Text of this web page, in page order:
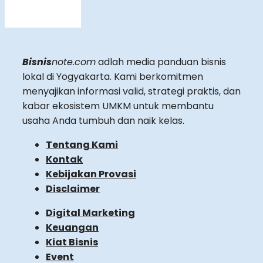
Bisnisnote.comadlah media panduan bisnis
lokal di Yogyakarta. Kami berkomitmen
menyajikan informasi valid, strategi praktis, dan
kabar ekosistem UMKM untuk membantu
usaha Anda tumbuh dan naik kelas.
Tentang Kami
Kontak
Kebijakan Provasi
Disclaimer
Digital Marketing
Keuangan
Kiat Bisnis
Event